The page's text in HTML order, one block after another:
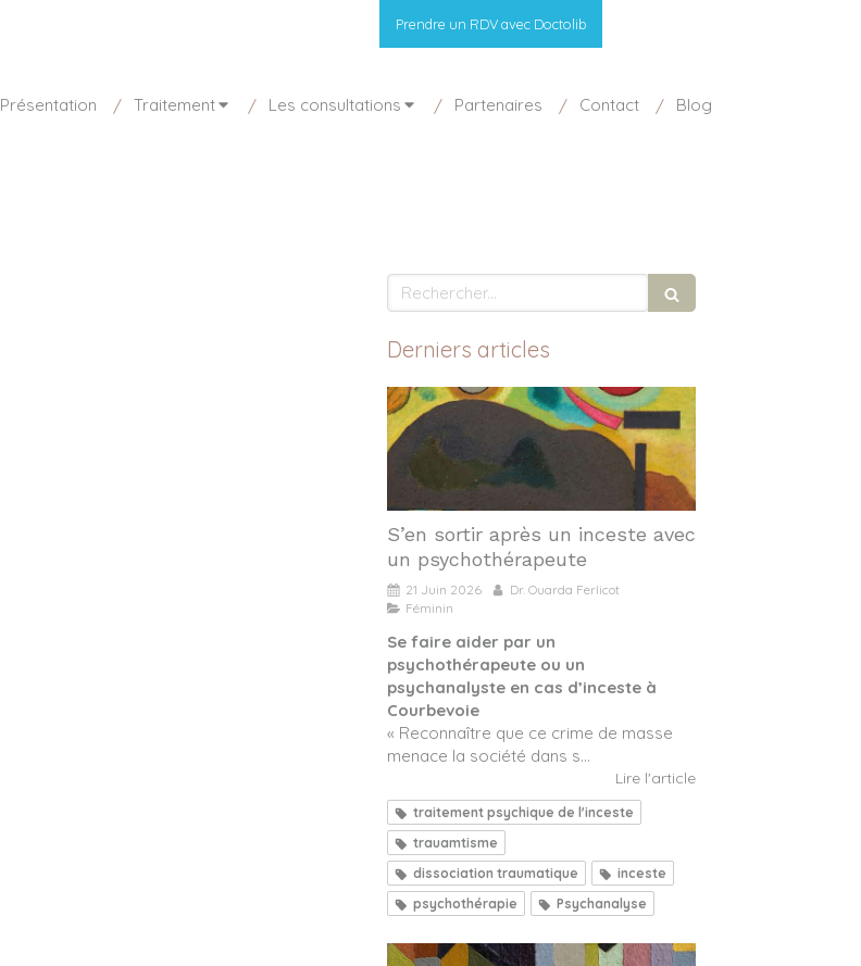
Prendre un RDV avec Doctolib
Présentation Traitement Les consultations Partenaires Contact Blog
Rechercher
Derniers articles
S’en sortir après un inceste avec
un psychothérapeute
21 Juin 2026
Dr. Ouarda Ferlicot
Féminin
Se faire aider par un
psychothérapeute ou un
psychanalyste en cas d’inceste à
Courbevoie
« Reconnaître que ce crime de masse
menace la société dans s...
Lire l'article
traitement psychique de l'inceste
trauamtisme
dissociation traumatique
inceste
psychothérapie
Psychanalyse